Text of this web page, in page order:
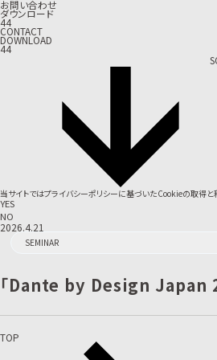
お問い合わせ
ダウンロード
44
CONTACT
DOWNLOAD
44
当サイトではプライバシーポリシーに基づいたCookieの取得と
YES
NO
2026.4.21
SEMINAR
「Dante by Design Japan
TOP